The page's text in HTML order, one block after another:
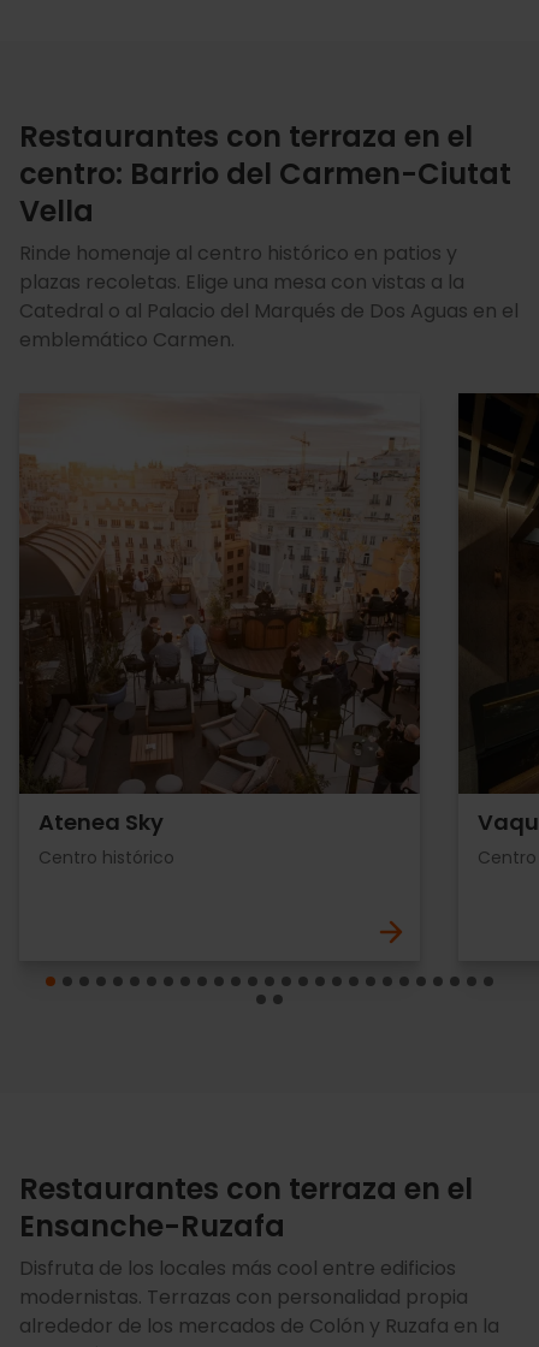
Restaurantes con terraza en el
centro: Barrio del Carmen-Ciutat
Vella
Rinde homenaje al centro histórico en patios y
plazas recoletas. Elige una mesa con vistas a la
Catedral o al Palacio del Marqués de Dos Aguas en el
emblemático Carmen.
Atenea Sky
Centro histórico
Restaurantes con terraza en el
Ensanche-Ruzafa
Disfruta de los locales más cool entre edificios
modernistas. Terrazas con personalidad propia
alrededor de los mercados de Colón y Ruzafa en la